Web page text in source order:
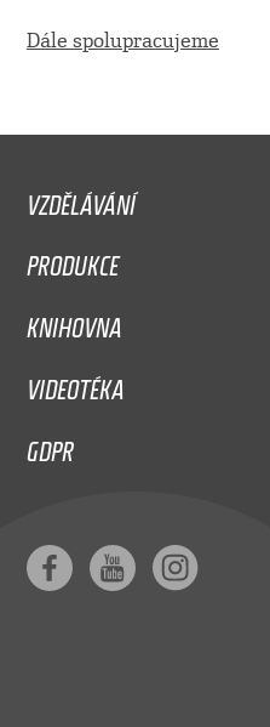
Dále spolupracujeme
VZDĚLÁVÁNÍ
PRODUKCE
KNIHOVNA
VIDEOTÉKA
GDPR